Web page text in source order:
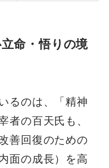
命・悟りの境
るのは、「精神
者の百天氏も、
善回復のための
面の成長）を高